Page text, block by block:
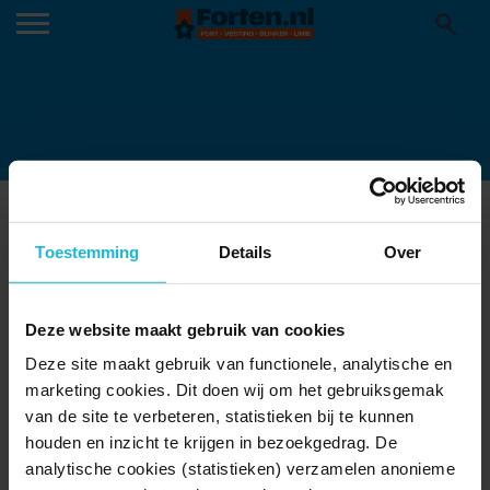
Toestemming Details Over
Deze website maakt gebruik van cookies
Deze site maakt gebruik van functionele, analytische en
marketing cookies. Dit doen wij om het gebruiksgemak
van de site te verbeteren, statistieken bij te kunnen
houden en inzicht te krijgen in bezoekgedrag. De
analytische cookies (statistieken) verzamelen anonieme
FIETSVLOGGER